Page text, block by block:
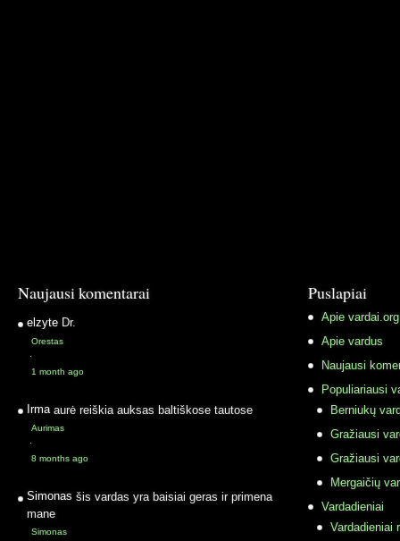
Naujausi komentarai
elzyte Dr.
Orestas
·
1 month ago
Irma aurė reiškia auksas baltiškose tautose
Aurimas
·
8 months ago
Simonas šis vardas yra baisiai geras ir primena
mane
Simonas
Puslapiai
Apie vardai.org
Apie vardus
Naujausi
Populiariausi
Berniukų
Gražiausi
Gražiausi
Mergaičių
Vardadieniai
Vardadieniai